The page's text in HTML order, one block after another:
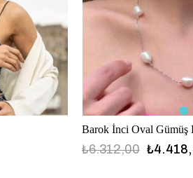
Barok İnci Oval Gümüş
₺6.312,00